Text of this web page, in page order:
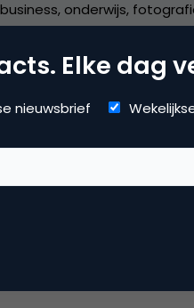
business, onderwijs,
Elke dag
nieuwsbrief